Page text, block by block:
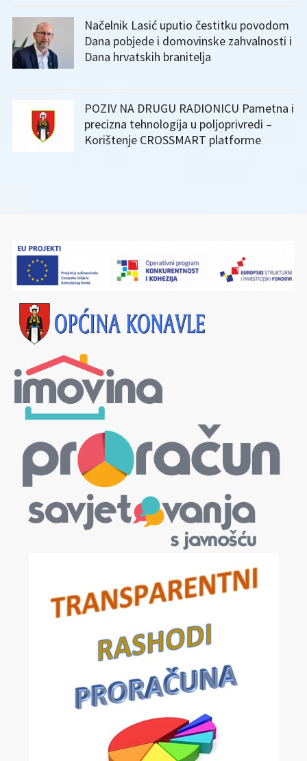
Načelnik Lasić uputio čestitku povodom
Dana pobjede i domovinske zahvalnosti i
Dana hrvatskih branitelja
POZIV NA DRUGU RADIONICU Pametna i
precizna tehnologija u poljoprivredi –
Korištenje CROSSMART platforme